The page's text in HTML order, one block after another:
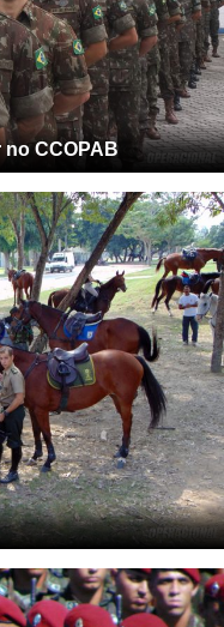
CCOPAB